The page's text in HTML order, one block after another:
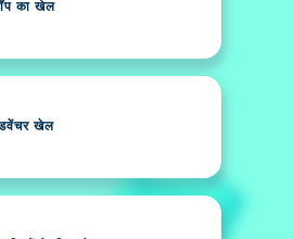
का खेल
खेल